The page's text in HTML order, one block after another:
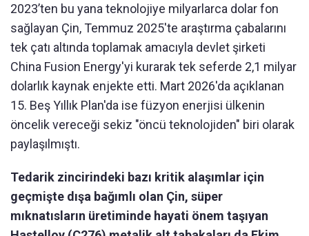
2023’ten bu yana teknolojiye milyarlarca dolar fon
sağlayan Çin, Temmuz 2025'te araştırma çabalarını
tek çatı altında toplamak amacıyla devlet şirketi
China Fusion Energy'yi kurarak tek seferde 2,1 milyar
dolarlık kaynak enjekte etti. Mart 2026'da açıklanan
15. Beş Yıllık Plan'da ise füzyon enerjisi ülkenin
öncelik vereceği sekiz "öncü teknolojiden" biri olarak
paylaşılmıştı.
Tedarik zincirindeki bazı kritik alaşımlar için
geçmişte dışa bağımlı olan Çin, süper
mıknatısların üretiminde hayati önem taşıyan